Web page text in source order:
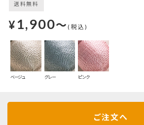
送料無料
¥1,900～(税込)
ベージュ グレー ピンク
ご注文へ